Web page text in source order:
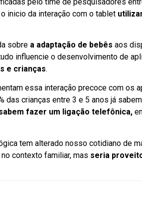
inicio da interação com o tablet
sobre a adaptação de bebês aos
influencie o desenvolvimento de
e crianças.
essa interação precoce com os
das crianças entre 3 e 5 anos já
fazer um ligação telefônica,
tem alterado nosso cotidiano de
contexto familiar, mas seria